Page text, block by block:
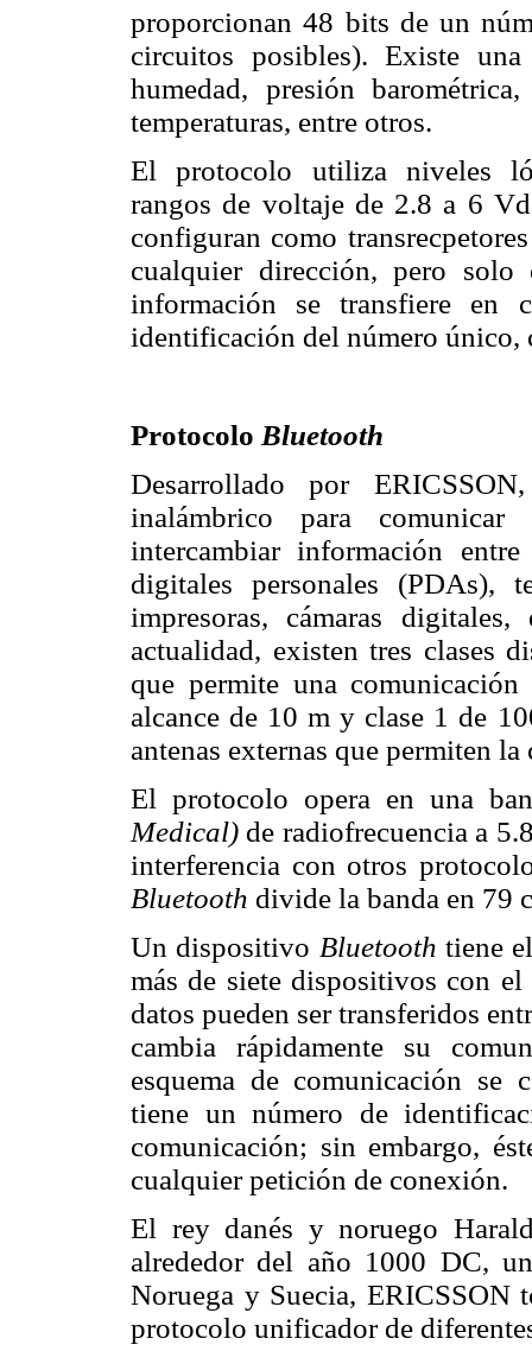
proporcionan 48 bits de un
circuitos posibles). Existe
humedad, presión
temperaturas, entre otros.
El protocolo utiliza niveles
rangos de voltaje de 2.8 a 6
configuran como
cualquier dirección, pero
información se transfiere en
identificación del número único,
Protocolo Bluetooth
Desarrollado por
inalámbrico para comunicar
intercambiar información
digitales personales (PDAs),
impresoras, cámaras
actualidad, existen tres clases
que permite una
alcance de 10 m y clase 1 de
antenas externas que permiten
El protocolo opera en una
Medical) de radiofrecuencia a
interferencia con otros
Bluetooth divide la banda en 79
Un dispositivo Bluetooth tiene
más de siete dispositivos con
datos pueden ser transferidos
cambia rápidamente su
esquema de comunicación se
tiene un número de
comunicación; sin embargo,
cualquier petición de conexión.
El rey danés y noruego
alrededor del año 1000 DC,
Noruega y Suecia, ERICSSON
protocolo unificador de